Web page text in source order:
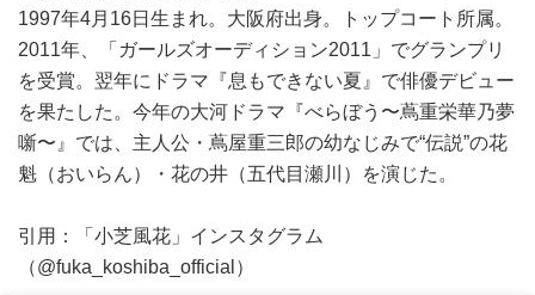
1997年4月16日生まれ。大阪府出身。トップコート所属。
2011年、「ガールズオーディション2011」でグランプリ
を受賞。翌年にドラマ『息もできない夏』で俳優デビュー
を果たした。今年の大河ドラマ『べらぼう〜蔦重栄華乃夢
噺〜』では、主人公・蔦屋重三郎の幼なじみで“伝説”の花
魁（おいらん）・花の井（五代目瀬川）を演じた。
引用：「小芝風花」インスタグラム
（@fuka_koshiba_official）